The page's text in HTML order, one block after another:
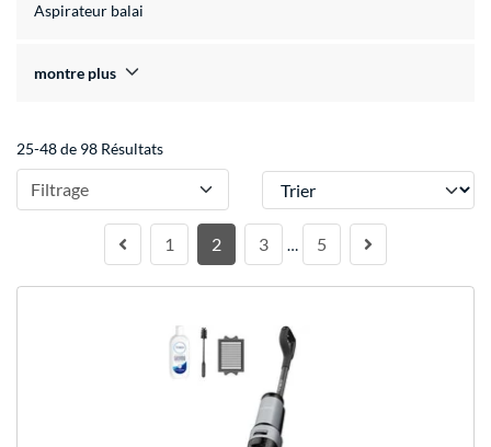
Aspirateur balai
montre plus
25-48 de 98 Résultats
Filtrage Trier
1 2 3 … 5